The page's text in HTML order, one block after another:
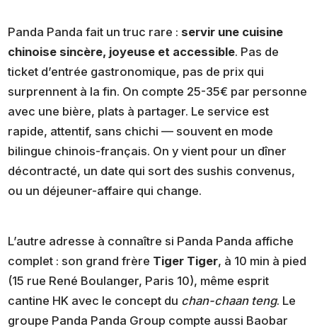
Panda Panda fait un truc rare : servir une cuisine
chinoise sincère, joyeuse et accessible. Pas de
ticket d’entrée gastronomique, pas de prix qui
surprennent à la fin. On compte 25-35€ par personne
avec une bière, plats à partager. Le service est
rapide, attentif, sans chichi — souvent en mode
bilingue chinois-français. On y vient pour un dîner
décontracté, un date qui sort des sushis convenus,
ou un déjeuner-affaire qui change.
L’autre adresse à connaître si Panda Panda affiche
complet : son grand frère Tiger Tiger, à 10 min à pied
(15 rue René Boulanger, Paris 10), même esprit
cantine HK avec le concept du chan-chaan teng. Le
groupe Panda Panda Group compte aussi Baobar